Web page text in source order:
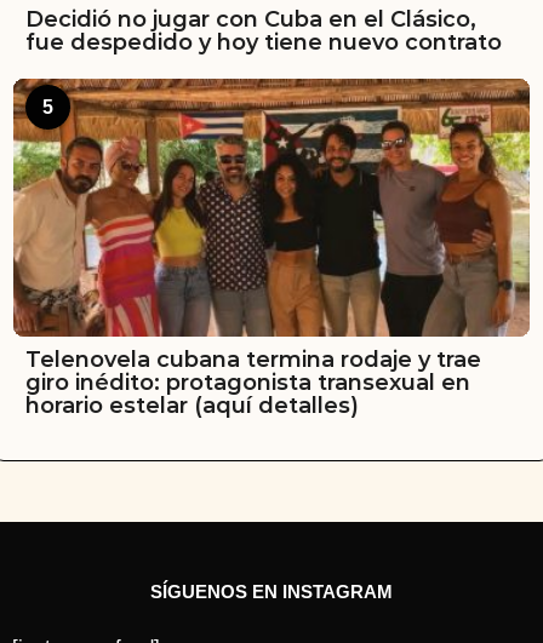
Decidió no jugar con Cuba en el Clásico,
fue despedido y hoy tiene nuevo contrato
5
Telenovela cubana termina rodaje y trae
giro inédito: protagonista transexual en
horario estelar (aquí detalles)
SÍGUENOS EN INSTAGRAM